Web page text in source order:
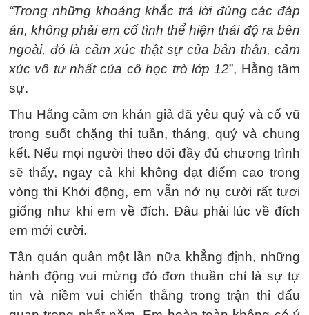
“Trong những khoảng khắc trả lời đúng các đáp
án, không phải em cố tình thể hiện thái độ ra bên
ngoài, đó là cảm xúc thật sự của bản thân, cảm
xúc vô tư nhất của cô học trò lớp 12”, Hằng tâm
sự.
Thu Hằng cảm ơn khán giả đã yêu quý và cổ vũ
trong suốt chặng thi tuần, tháng, quý và chung
kết. Nếu mọi người theo dõi đầy đủ chương trình
sẽ thấy, ngay cả khi không đạt điểm cao trong
vòng thi Khởi động, em vẫn nở nụ cười rất tươi
giống như khi em về đích. Đâu phải lúc về đích
em mới cười.
Tân quán quân một lần nữa khẳng định, những
hành động vui mừng đó đơn thuần chỉ là sự tự
tin và niềm vui chiến thắng trong trận thi đấu